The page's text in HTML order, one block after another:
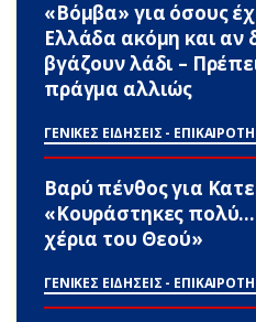
«Βόμβα» για όσους
Ελλάδα ακόμη και αν
βγάζουν λάδι –
πράγμα αλλιώς
ΓΕΝΙΚΕΣ ΕΙΔΗΣΕΙΣ -
Βαρύ πένθος για
«Κουράστηκες
χέρια του Θεού»
ΓΕΝΙΚΕΣ ΕΙΔΗΣΕΙΣ -